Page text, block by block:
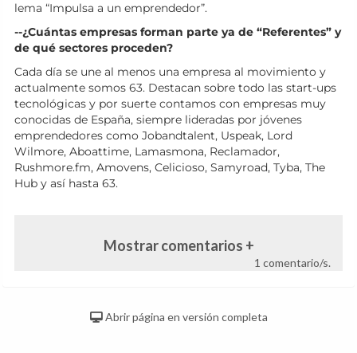
lema “Impulsa a un emprendedor”.
--¿Cuántas empresas forman parte ya de “Referentes” y
de qué sectores proceden?
Cada día se une al menos una empresa al movimiento y
actualmente somos 63. Destacan sobre todo las start-ups
tecnológicas y por suerte contamos con empresas muy
conocidas de España, siempre lideradas por jóvenes
emprendedores como Jobandtalent, Uspeak, Lord
Wilmore, Aboattime, Lamasmona, Reclamador,
Rushmore.fm, Amovens, Celicioso, Samyroad, Tyba, The
Hub y así hasta 63.
Mostrar comentarios +
1 comentario/s.
Abrir página en versión completa